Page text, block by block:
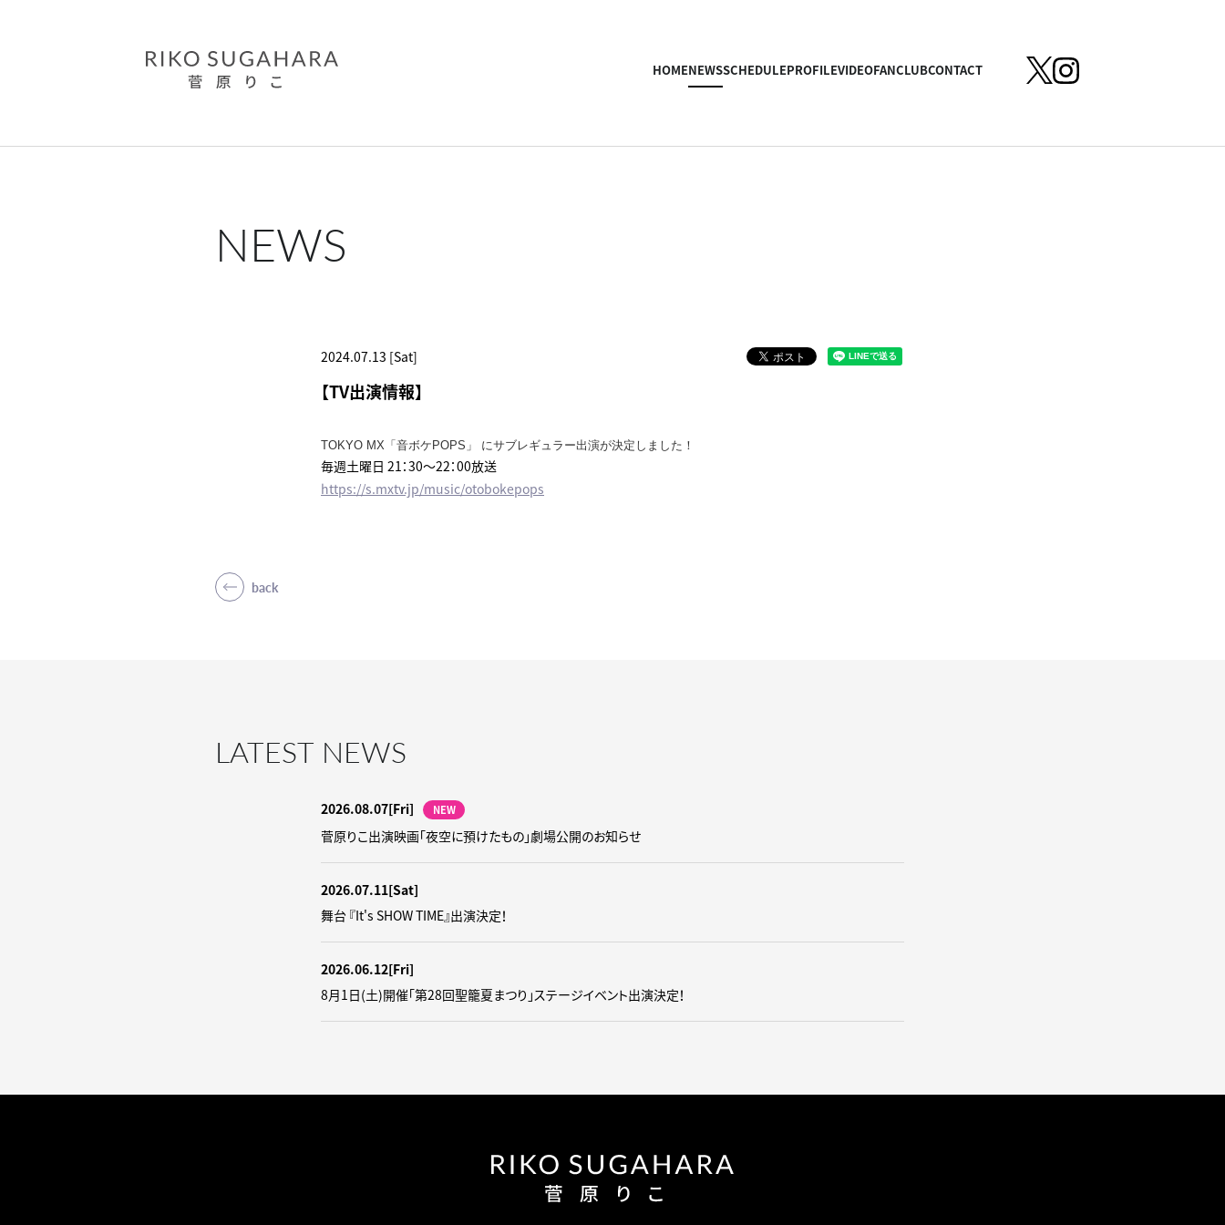
HOMENEWSSCHEDULEPROFILEVIDEOFANCLUBCONTACT
NEWS
2024.07.13 [Sat]
【TV出演情報】
TOKYO MX「音ボケPOPS」 にサブレギュラー出演が決定しました！
毎週土曜日 21：30～22：00放送
https://s.mxtv.jp/music/otobokepops
back
LATEST NEWS
2026.08.07[Fri] NEW
菅原りこ出演映画「夜空に預けたもの」劇場公開のお知らせ
2026.07.11[Sat]
舞台 『It's SHOW TIME』出演決定！
2026.06.12[Fri]
8月1日(土)開催「第28回聖籠夏まつり」ステージイベント出演決定！